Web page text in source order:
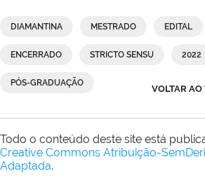
DIAMANTINA MESTRADO EDITAL
ENCERRADO STRICTO SENSU 2022
PÓS-GRADUAÇÃO
VOLTAR AO
Todo o conteúdo deste site está
Creative Commons Atribuição-
Adaptada.